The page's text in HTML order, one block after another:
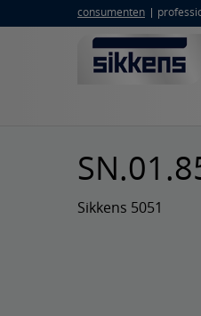
consumenten
Sikkens 5051